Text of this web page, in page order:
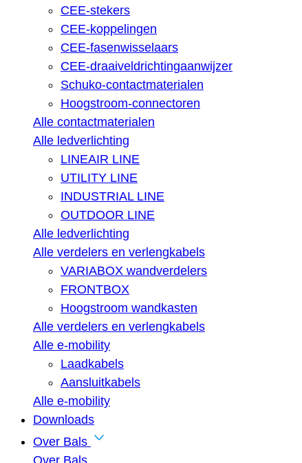
CEE-stekers
CEE-koppelingen
CEE-fasenwisselaars
CEE-draaiveldrichtingaanwijzer
Schuko-contactmaterialen
Hoogstroom-connectoren
Alle contactmaterialen
Alle ledverlichting
LINEAIR LINE
UTILITY LINE
INDUSTRIAL LINE
OUTDOOR LINE
Alle ledverlichting
Alle verdelers en verlengkabels
VARIABOX wandverdelers
FRONTBOX
Hoogstroom wandkasten
Alle verdelers en verlengkabels
Alle e-mobility
Laadkabels
Aansluitkabels
Alle e-mobility
Downloads
Over Bals